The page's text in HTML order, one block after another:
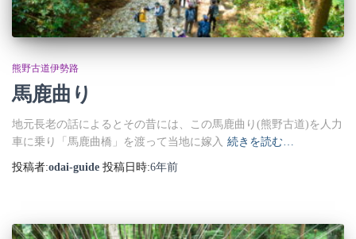
熊野古道伊勢路
馬鹿曲り
地元長老の話によるとその昔には、この馬鹿曲り(熊野古道)を人力
車に乗り「馬鹿曲橋」を渡って当地に嫁入 続きを読む…
投稿者:odai-guide 投稿日時:6年前